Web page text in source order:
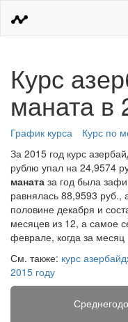
Курс
маната в
График курса
Курс по
За 2015 год курс
рублю упал на 24,9574
маната за год была
равнялась 88,9593
половине декабря и
месяцев из 12, а самое
феврале, когда за
См. также: курс
2015 году